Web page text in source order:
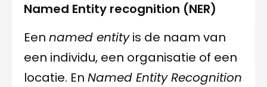
Named Entity recognition (NER)
Een named entityis de naam van
een individu, een organisatie of een
locatie. En Named Entity Recognition